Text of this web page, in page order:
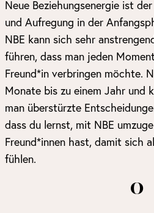
Neue Beziehungsenergie ist
und Aufregung in der
NBE kann sich sehr
führen, dass man jeden
Freund*in verbringen möchte.
Monate bis zu einem Jahr und
man überstürzte
dass du lernst, mit NBE
Freund*innen hast, damit sich
fühlen.
O